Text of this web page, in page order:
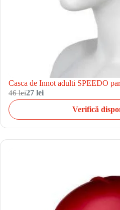
Casca de Innot adulti SPEEDO
46 lei27 lei
Verifică